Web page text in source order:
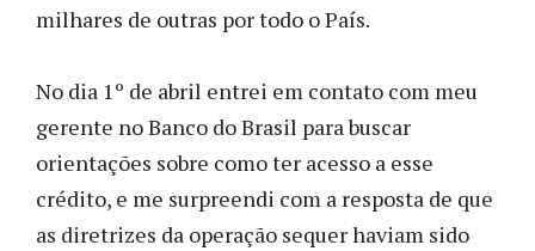
milhares de outras por todo o País.
No dia 1º de abril entrei em contato com meu
gerente no Banco do Brasil para buscar
orientações sobre como ter acesso a esse
crédito, e me surpreendi com a resposta de que
as diretrizes da operação sequer haviam sido